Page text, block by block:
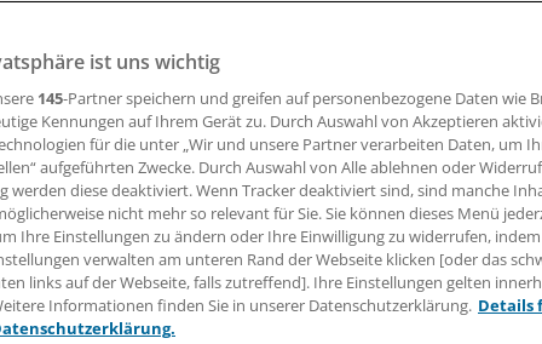
(bd). Die Deutsche Morbus Crohn/Colitis
jähriges Jubiläum. Sie präsentiert sich als kompetenter und
für Patienten als auch für Ärzte.
08:00 Uhr
ist auch ein Stück Hilfe für mich selbst!" Mit diesem
Kupferzell sein Engagement im DCCV auf den Punkt.
ist uns wichtig
145-Partner speichern und greifen auf personenbezogene Daten wie
Kennungen auf Ihrem Gerät zu. Durch Auswahl von Akzeptieren
für die unter „Wir und unsere Partner verarbeiten Daten, um
aufgeführten Zwecke. Durch Auswahl von Alle ablehnen oder
werden diese deaktiviert. Wenn Tracker deaktiviert sind, sind manche
nicht mehr so relevant für Sie. Sie können dieses Menü
Ihre Einstellungen zu ändern oder Ihre Einwilligung zu widerrufen, indem
verwalten am unteren Rand der Webseite klicken [oder das
links auf der Webseite, falls zutreffend]. Ihre Einstellungen gelten
Informationen finden Sie in unserer Datenschutzerklärung. Details